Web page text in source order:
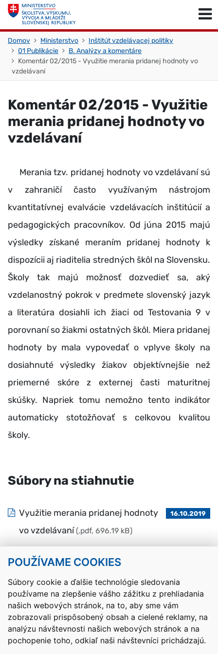
POUŽÍVAME COOKIES
Súbory cookie a ďalšie technológie sledovania
používame na zlepšenie vášho zážitku z prehliadania
našich webových stránok, na to, aby sme vám
zobrazovali prispôsobený obsah a cielené reklamy, na
analýzu návštevnosti našich webových stránok a na
pochopenie toho, odkiaľ naši návštevníci prichádzajú.
Skočiť na obsah
Domov Ministerstvo
Inštitút vzdelávacej politiky
01 Publikácie
B. Analýzy a komentáre
Komentár 02/2015 - Využitie merania pridanej hodnoty vo
vzdelávaní
Komentár 02/2015 - Využitie
merania pridanej hodnoty vo
vzdelávaní
Merania tzv. pridanej hodnoty vo vzdelávaní sú
v zahraničí často využívaným nástrojom
kvantitatívnej evalvácie vzdelávacích inštitúcií a
pedagogických pracovníkov. Od júna 2015 majú
výsledky získané meraním pridanej hodnoty k
dispozícii aj riaditelia stredných škôl na Slovensku.
Školy tak majú možnosť dozvedieť sa, aký
vzdelanostný pokrok v predmete slovenský jazyk
a literatúra dosiahli ich žiaci od Testovania 9 v
porovnaní so žiakmi ostatných škôl. Miera pridanej
hodnoty by mala vypovedať o vplyve školy na
dosiahnuté výsledky žiakov objektívnejšie než
priemerné skóre z externej časti maturitnej
skúšky. Napriek tomu nemožno tento indikátor
automaticky stotožňovať s celkovou kvalitou
školy.
Súbory na stiahnutie
Využitie merania pridanej hodnoty
vo vzdelávaní (.pdf, 696.19 kB)
16.10.2019
Skočiť na začiatok stránky
Kontakty Mapa stránky RSS
Vyhlásenie o prístupnosti
Nastavenia cookies
Prevádzkovateľom služby je Ministerstvo školstva, výskumu,
vývoja a mládeže Slovenskej republiky.